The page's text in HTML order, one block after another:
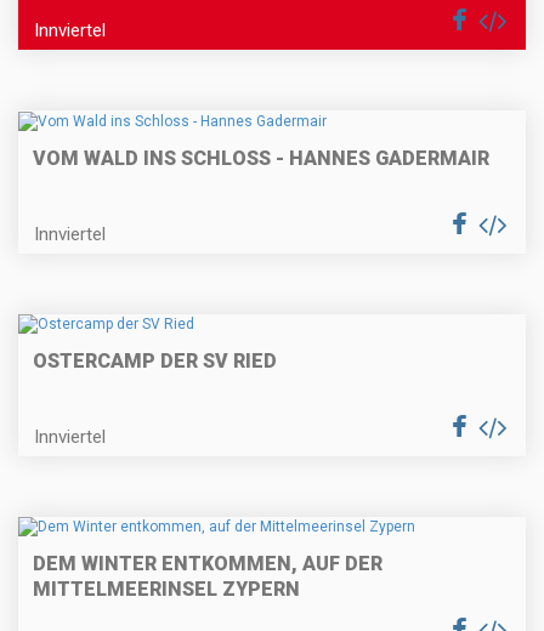
Innviertel
VOM WALD INS SCHLOSS - HANNES GADERMAIR
Innviertel
OSTERCAMP DER SV RIED
Innviertel
DEM WINTER ENTKOMMEN, AUF DER
MITTELMEERINSEL ZYPERN